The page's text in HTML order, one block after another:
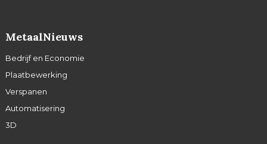
MetaalNieuws
Bedrijf en Economie
Plaatbewerking
Verspanen
Automatisering
3D